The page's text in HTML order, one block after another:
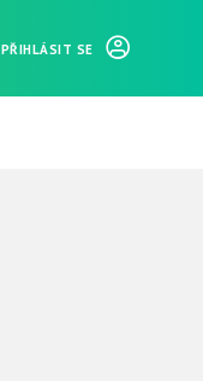
PŘIHLÁSIT SE